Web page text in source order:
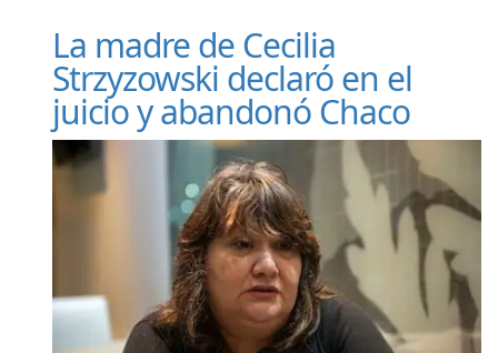
La madre de Cecilia
Strzyzowski declaró en el
juicio y abandonó Chaco